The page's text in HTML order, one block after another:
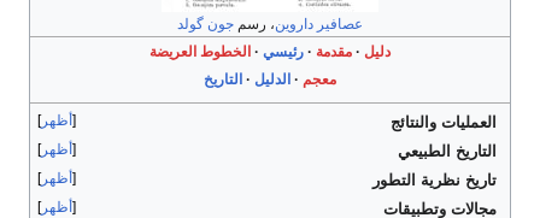
عصافير داروين، رسم جون گولد
دليل
مقدمة رئيسي
الخطوط العريضة
معجم
الدليل التاريخ
أظهر العمليات والنتائج
أظهر التاريخ الطبيعي
أظهر تاريخ نظرية التطور
أظهر مجالات وتطبيقات